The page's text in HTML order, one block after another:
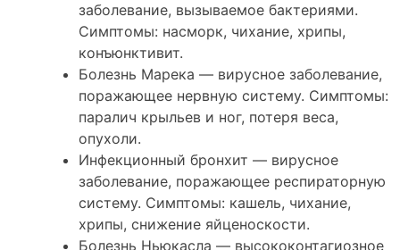
заболевание, вызываемое бактериями.
Симптомы: насморк, чихание, хрипы,
конъюнктивит.
Болезнь Марека — вирусное заболевание,
поражающее нервную систему. Симптомы:
паралич крыльев и ног, потеря веса,
опухоли.
Инфекционный бронхит — вирусное
заболевание, поражающее респираторную
систему. Симптомы: кашель, чихание,
хрипы, снижение яйценоскости.
Болезнь Ньюкасла — высококонтагиозное